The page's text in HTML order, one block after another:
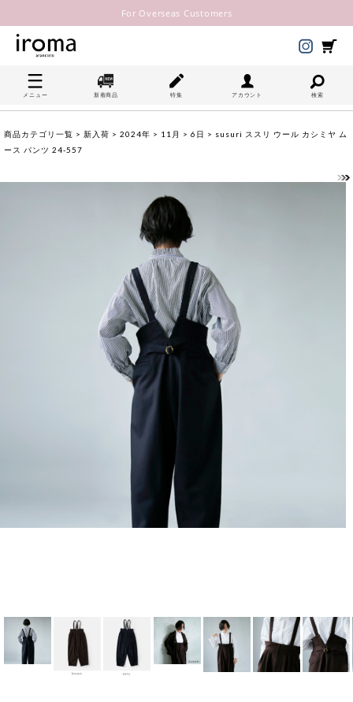
For Overseas Customers
メニュー 新着商品 特集 アカウント 検索
商品カテゴリ一覧 > 新入荷 > 2024年 > 11月 > 6日 > susuri ススリ ウール カシミヤ ム
ース パンツ 24-557